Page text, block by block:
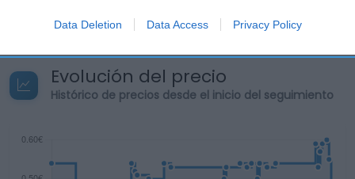
Data Deletion Data Access Privacy Policy
Evolución del precio
Histórico de precios desde el inicio del seguimiento